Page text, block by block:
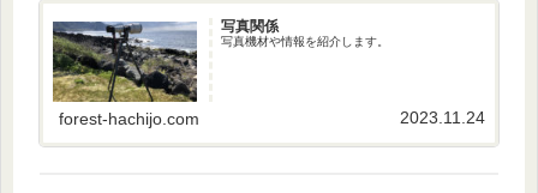
写真関係
写真機材や情報を紹介します。
forest-hachijo.com 2023.11.24